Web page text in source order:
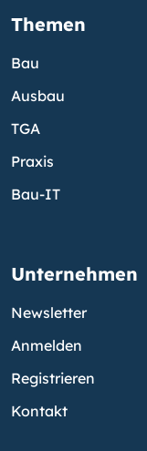
Themen
Bau
Ausbau
TGA
Praxis
Bau-IT
Unternehmen
Newsletter
Anmelden
Registrieren
Kontakt